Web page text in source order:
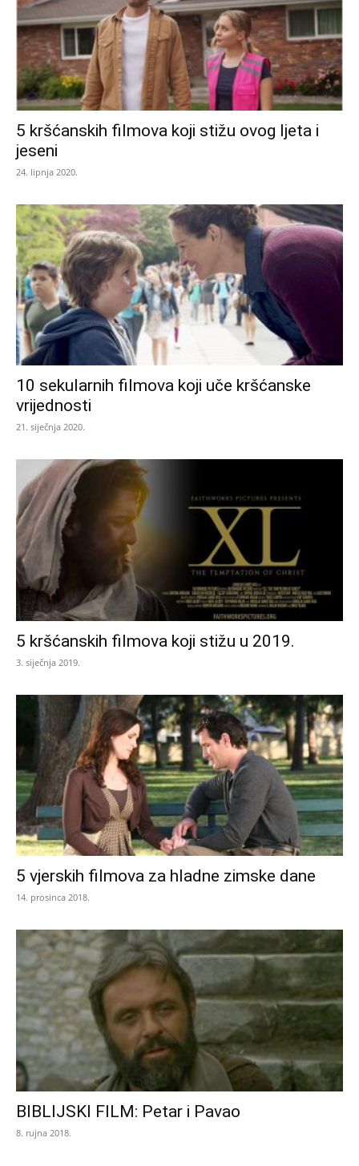
5 kršćanskih filmova koji stižu ovog ljeta i
jeseni
24. lipnja 2020.
10 sekularnih filmova koji uče kršćanske
vrijednosti
21. siječnja 2020.
5 kršćanskih filmova koji stižu u 2019.
3. siječnja 2019.
5 vjerskih filmova za hladne zimske dane
14. prosinca 2018.
BIBLIJSKI FILM: Petar i Pavao
8. rujna 2018.